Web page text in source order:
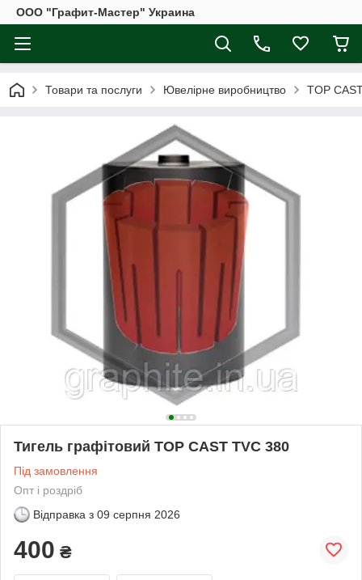
ООО "Графит-Мастер" Украина
Товари та послуги Ювелірне виробництво TOP
Тигель графітовий TOP CAST TVC 380
Під замовлення
Опт і роздріб
Відправка з 09 серпня 2026
400 ₴